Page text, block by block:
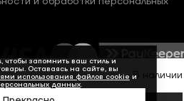
В наличии
запомнить ваш стиль и
Оставаясь на сайте, вы
использования файлов cookie и
данных.